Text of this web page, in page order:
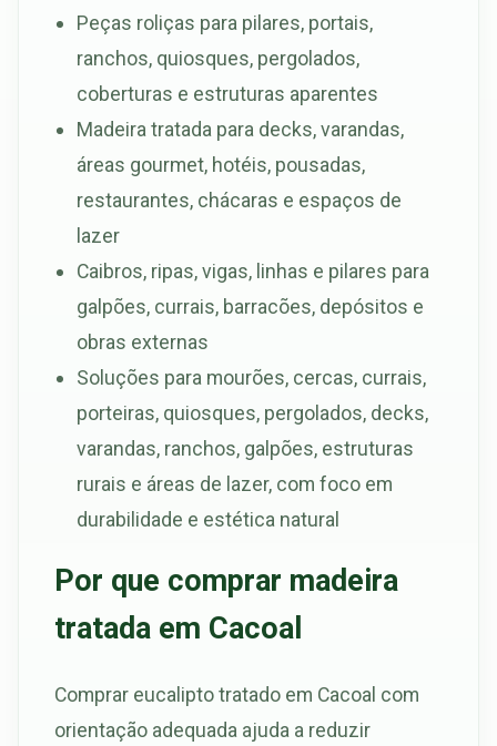
Peças roliças para pilares, portais,
ranchos, quiosques, pergolados,
coberturas e estruturas aparentes
Madeira tratada para decks, varandas,
áreas gourmet, hotéis, pousadas,
restaurantes, chácaras e espaços de
lazer
Caibros, ripas, vigas, linhas e pilares para
galpões, currais, barracões, depósitos e
obras externas
Soluções para mourões, cercas, currais,
porteiras, quiosques, pergolados, decks,
varandas, ranchos, galpões, estruturas
rurais e áreas de lazer, com foco em
durabilidade e estética natural
Por que comprar madeira
tratada em Cacoal
Comprar eucalipto tratado em Cacoal com
orientação adequada ajuda a reduzir